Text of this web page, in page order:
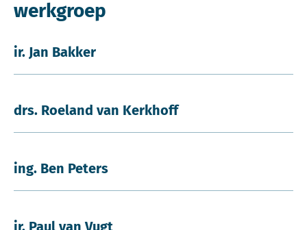
werkgroep
ir. Jan Bakker
drs. Roeland van Kerkhoff
ing. Ben Peters
ir. Paul van Vugt